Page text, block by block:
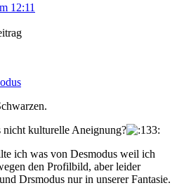
12:11
nicht kulturelle Aneignung?
ich was von Desmodus weil ich
den Profilbild, aber leider
Drsmodus nur in unserer Fantasie.